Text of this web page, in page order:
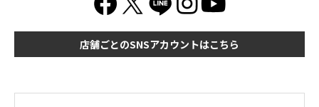
店舗ごとのSNSアカウントはこちら